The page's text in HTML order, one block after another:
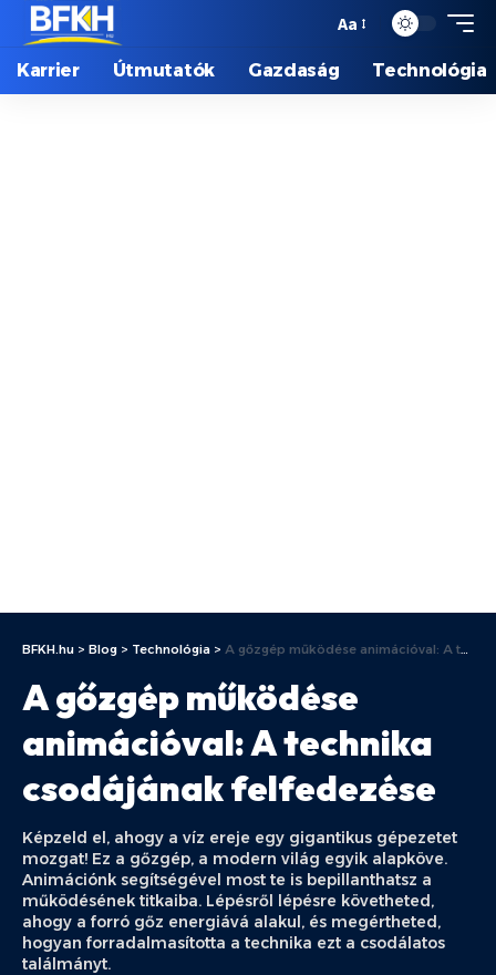
Aa
Karrier Útmutatók Gazdaság Technológia
BFKH.hu > Blog > Technológia > A gőzgép működése animációval: A technika csodájának felfedezése
A gőzgép működése
animációval: A technika
csodájának felfedezése
Képzeld el, ahogy a víz ereje egy gigantikus gépezetet
mozgat! Ez a gőzgép, a modern világ egyik alapköve.
Animációnk segítségével most te is bepillanthatsz a
működésének titkaiba. Lépésről lépésre követheted,
ahogy a forró gőz energiává alakul, és megértheted,
hogyan forradalmasította a technika ezt a csodálatos
találmányt.